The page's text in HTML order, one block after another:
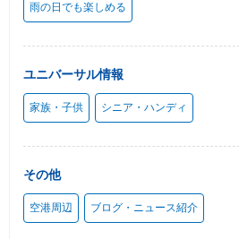
雨の日でも楽しめる
ユニバーサル情報
家族・子供 シニア・ハンディ
その他
空港周辺 ブログ・ニュース紹介